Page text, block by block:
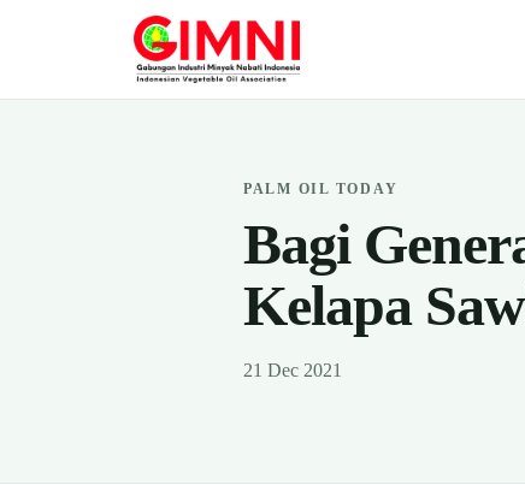
PALM OIL TODAY
Bagi
Kelapa
21 Dec 2021